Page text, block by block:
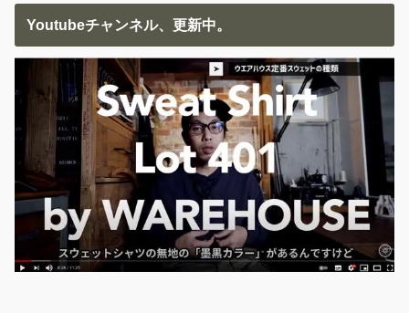
Youtubeチャンネル、更新中。